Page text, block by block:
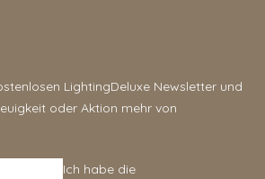
LightingDeluxe Newsletter und
oder Aktion mehr von
Ich habe die